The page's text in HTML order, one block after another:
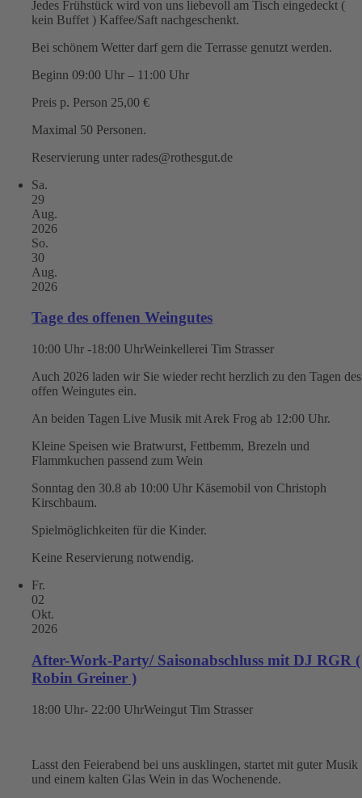
Jedes Frühstück wird von uns liebevoll am Tisch eingedeckt (
kein Buffet ) Kaffee/Saft nachgeschenkt.
Bei schönem Wetter darf gern die Terrasse genutzt werden.
Beginn 09:00 Uhr – 11:00 Uhr
Preis p. Person 25,00 €
Maximal 50 Personen.
Reservierung unter rades@rothesgut.de
Sa.
29
Aug.
2026
So.
30
Aug.
2026
Tage des offenen Weingutes
10:00 Uhr -18:00 UhrWeinkellerei Tim Strasser
Auch 2026 laden wir Sie wieder recht herzlich zu den Tagen des
offen Weingutes ein.
An beiden Tagen Live Musik mit Arek Frog ab 12:00 Uhr.
Kleine Speisen wie Bratwurst, Fettbemm, Brezeln und
Flammkuchen passend zum Wein
Sonntag den 30.8 ab 10:00 Uhr Käsemobil von Christoph
Kirschbaum.
Spielmöglichkeiten für die Kinder.
Keine Reservierung notwendig.
Fr.
02
Okt.
2026
After-Work-Party/ Saisonabschluss mit DJ RGR (
Robin Greiner )
18:00 Uhr- 22:00 UhrWeingut Tim Strasser
Lasst den Feierabend bei uns ausklingen, startet mit guter Musik
und einem kalten Glas Wein in das Wochenende.